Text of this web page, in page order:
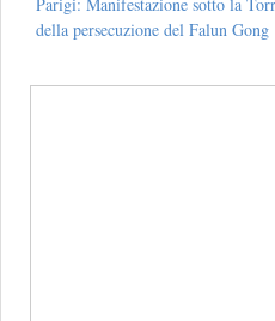
della persecuzione del Falun Gong